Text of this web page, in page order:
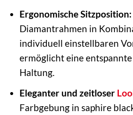
Ergonomische Sitzposition:
Diamantrahmen in
individuell einstellbaren
ermöglicht eine
Haltung.
Eleganter und zeitloser
Farbgebung in saphire